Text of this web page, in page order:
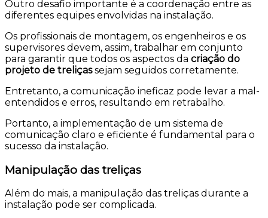
Outro desafio importante é a coordenação entre as
diferentes equipes envolvidas na instalação.
Os profissionais de montagem, os engenheiros e os
supervisores devem, assim, trabalhar em conjunto
para garantir que todos os aspectos da criação do
projeto de treliçassejam seguidos corretamente.
Entretanto, a comunicação ineficaz pode levar a mal-
entendidos e erros, resultando em retrabalho.
Portanto, a implementação de um sistema de
comunicação claro e eficiente é fundamental para o
sucesso da instalação.
Manipulação das treliças
Além do mais, a manipulação das treliças durante a
instalação pode ser complicada.